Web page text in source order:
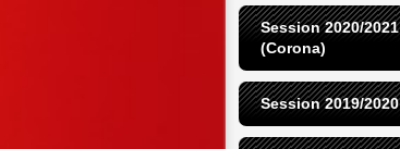
Session 2020/2021
(Corona)
Session 2019/2020